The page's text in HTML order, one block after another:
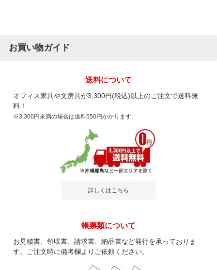
お買い物ガイド
送料について
オフィス家具や文房具が3,300円(税込)以上のご注文で送料無
料！
※3,300円未満の場合は送料550円かかります。
詳しくはこちら
帳票類について
お見積書、領収書、請求書、納品書など発行を承っておりま
す。ご注文時に備考欄よりご依頼ください。